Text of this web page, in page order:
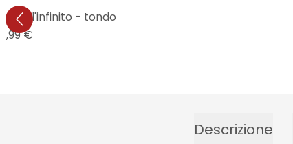
l'infinito - tondo
€
Descrizione